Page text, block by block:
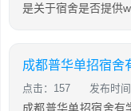
是关于宿舍是否提供
成都普华单招宿舍
点击：157 发布时
成都普华单招宿舍有